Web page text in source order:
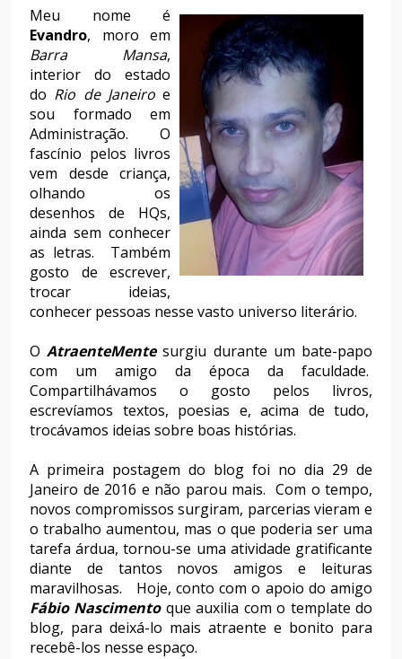
Meu nome é
Evandro, moro em
Barra Mansa,
interior do estado
do Rio de Janeiroe
sou formado em
Administração. O
fascínio pelos livros
vem desde criança,
olhando os
desenhos de HQs,
ainda sem conhecer
as letras. Também
gosto de escrever,
trocar ideias,
conhecer pessoas nesse vasto universo literário.
OAtraenteMente surgiu durante um bate-papo
com um amigo da época da faculdade.
Compartilhávamos o gosto pelos livros,
escrevíamos textos, poesias e, acima de tudo,
trocávamos ideias sobre boas histórias.
A primeira postagem do blog foi no dia 29 de
Janeiro de 2016 e não parou mais. Com o tempo,
novos compromissos surgiram, parcerias vieram e
o trabalho aumentou, mas o que poderia ser uma
tarefa árdua, tornou-se uma atividade gratificante
diante de tantos novos amigos e leituras
maravilhosas. Hoje, conto com o apoio do amigo
Fábio Nascimentoque auxilia com o template do
blog, para deixá-lo mais atraente e bonito para
recebê-los nesse espaço.